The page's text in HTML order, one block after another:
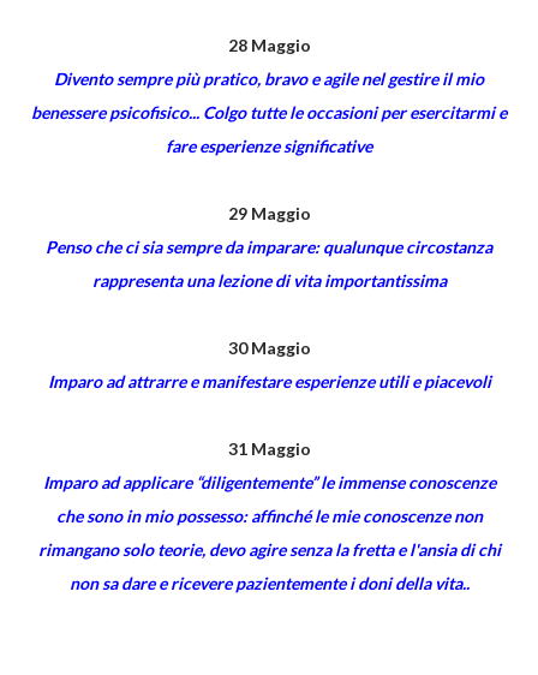
28 Maggio
Divento sempre più pratico, bravo e agile nel gestire il mio
benessere psicofisico... Colgo tutte le occasioni per esercitarmi e
fare esperienze significative
29 Maggio
Penso che ci sia sempre da imparare: qualunque circostanza
rappresenta una lezione di vita importantissima
30 Maggio
Imparo ad attrarre e manifestare esperienze utili e piacevoli
31 Maggio
Imparo ad applicare “diligentemente” le immense conoscenze
che sono in mio possesso: affinché le mie conoscenze non
rimangano solo teorie, devo agire senza la fretta e l'ansia di chi
non sa dare e ricevere pazientemente i doni della vita..